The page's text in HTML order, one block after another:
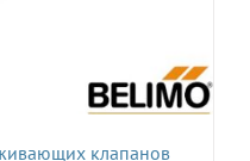
клапанов